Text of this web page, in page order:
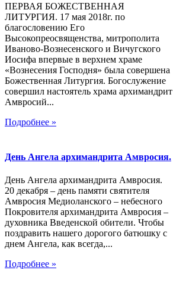
ПЕРВАЯ БОЖЕСТВЕННАЯ
ЛИТУРГИЯ. 17 мая 2018г. по
благословению Его
Высокопреосвященства, митрополита
Иваново-Вознесенского и Вичугского
Иосифа впервые в верхнем храме
«Вознесения Господня» была совершена
Божественная Литургия. Богослужение
совершил настоятель храма архимандрит
Амвросий...
Подробнее »
День Ангела архимандрита Амвросия.
День Ангела архимандрита Амвросия.
20 декабря – день памяти святителя
Амвросия Медиоланского – небесного
Покровителя архимандрита Амвросия –
духовника Введенской обители. Чтобы
поздравить нашего дорогого батюшку с
днем Ангела, как всегда,...
Подробнее »